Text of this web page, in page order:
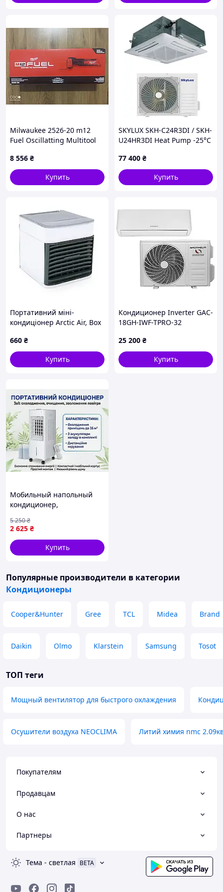
Milwaukee 2526-20 m12
Fuel Oscillatting Multitool
8 556 ₴
Купить
SKYLUX SKH-C24R3DI / SKH-
U24HR3DI Heat Pump -25°C
Wi-Fi Ready)
77 400 ₴
Купить
Портативний міні-
кондиціонер Arctic Air, Box
660 ₴
Купить
Кондиционер Inverter GAC-
18GH-IWF-TPRO-32
25 200 ₴
Купить
Мобильный напольный
кондиционер,
кондиционер, переносной
кондиционер, охладитель
воздуха с пультом
2 625 ₴
5 250₴
Купить
Популярные производители в категории
Кондиционеры
Cooper&Hunter Gree TCL Midea Brand
Daikin Olmo Klarstein Samsung Tosot
ТОП теги
Мощный вентилятор для быстрого охлаждения
Осушители воздуха NEOCLIMA Литий химия nmc
Покупателям
Продавцам
О нас
Партнеры
Тема - светлая BETA